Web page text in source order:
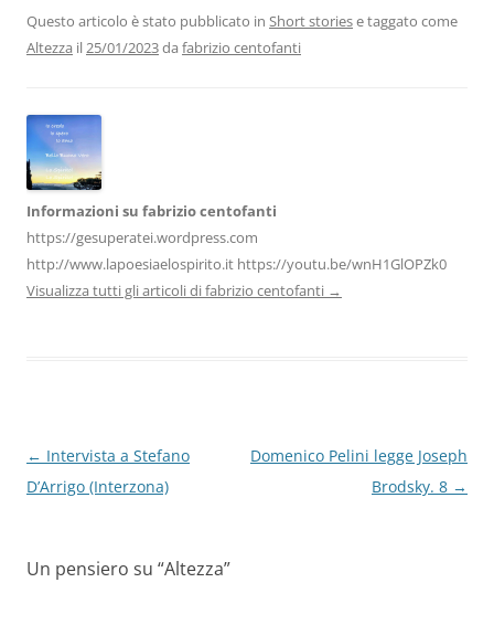
b
o
o
k
dI
n
A
p
a
m
vi
Questo articolo è stato pubblicato in Short storiese taggato come
Altezza il25/01/2023da fabrizio centofanti
Informazioni su fabrizio centofanti
https://gesuperatei.wordpress.com
http://www.lapoesiaelospirito.it https://youtu.be/wnH1GlOPZk0
Visualizza tutti gli articoli di fabrizio centofanti →
Navigazione
articolo
← Intervista a Stefano
D’Arrigo (Interzona)
Domenico Pelini legge Joseph
Brodsky. 8 →
Un pensiero su “Altezza”